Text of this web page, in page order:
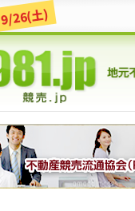
9/26(土)